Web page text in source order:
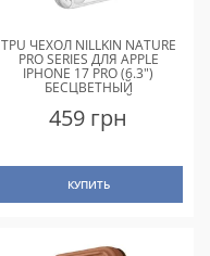
TPU ЧЕХОЛ NILLKIN NATURE
PRO SERIES ДЛЯ APPLE
IPHONE 17 PRO (6.3")
БЕСЦВЕТНЫЙ
(ПРОЗРАЧНЫЙ)
459 грн
КУПИТЬ